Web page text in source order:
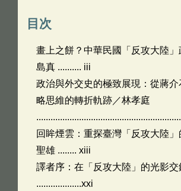
目次
畫上之餅？中華民國「反攻大陸」
島真 .......... iii
政治與外交史的極致展現：從蔣
略思維的轉折軌跡／林孝庭
回眸煙雲：重探臺灣「反攻大陸
聖雄 ........ xiii
譯者序：在「反攻大陸」的光影
...................xxi